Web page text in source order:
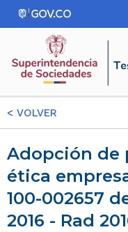
< VOLVER
Adopción de programas de
ética
100-002657
2016 - Rad